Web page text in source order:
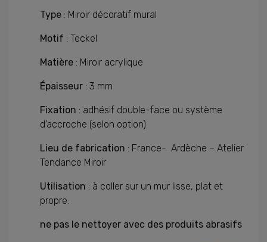
Type : Miroir décoratif mural
Motif : Teckel
Matière : Miroir acrylique
Épaisseur : 3 mm
Fixation : adhésif double-face ou système
d’accroche (selon option)
Lieu de fabrication : France- Ardèche – Atelier
Tendance Miroir
Utilisation : à coller sur un mur lisse, plat et
propre.
ne pas le nettoyer avec des produits abrasifs